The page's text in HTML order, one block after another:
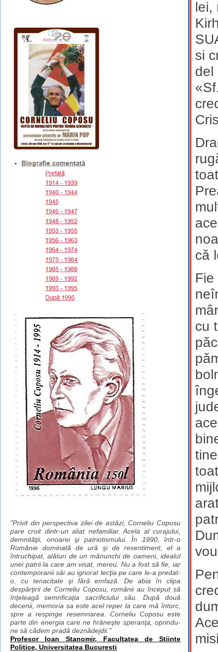
lei,
si
del
că
cu
"Privit din perspectiva zilei de astăzi, Corneliu Coposu
pare croit dintr-un aliat nefamiliar. Acela al curajului,
demnităţii, onoarei şi patriotismului. În 1990, într-o
Românie dominată de ură şi de resentiment, el a
întruchipat, alături de un mănunchi de oameni, idealul
unei patrii la care am visat, mereu. Nu a fost să fie, iar
contemporanii săi au ignorat lecţia pe care le-a predat-
o, cu tenacitate şi fără emfază. De abia în clipa
despărţirii de Corneliu Coposu, românii au început să
înţeleagă semnficaţia sacrificiului său. După două
decenii, memoria sa este acel reper la care mă întorc,
spre a respinge resemnarea. Corneliu Coposu este
parte din energia care ne hrăneşte speranţa, oprindu-
ne să cădem pradă deznădejdii."
Profesor Ioan Stanomir, Facultatea de Stiinte
Politice, Universitatea Bucuresti